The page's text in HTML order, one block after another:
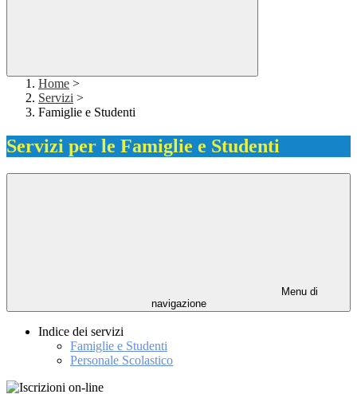
Home >
Servizi >
Famiglie e Studenti
Servizi per le Famiglie e Studenti
Menu di
navigazione
Indice dei servizi
Famiglie e Studenti
Personale Scolastico